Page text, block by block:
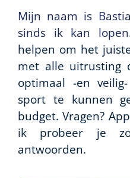
Mijn naam is
sinds ik kan
helpen om het
met alle uitrusting
optimaal -en
sport te kunnen
budget. Vragen?
ik probeer je
antwoorden.